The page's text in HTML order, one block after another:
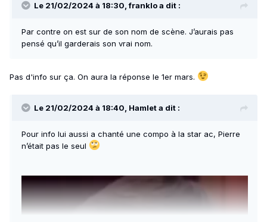
Le 21/02/2024 à 18:30,frankloa dit :
Par contre on est sur de son nom de scène. J’aurais pas
pensé qu’il garderais son vrai nom.
Pas d'info sur ça. On aura la réponse le 1er mars.
Le 21/02/2024 à 18:40, Hamleta dit :
Pour info lui aussi a chanté une compo à la star ac, Pierre
n’était pas le seul